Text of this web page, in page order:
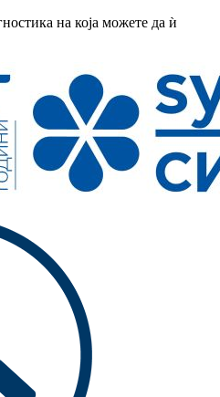
на која можете да ѝ